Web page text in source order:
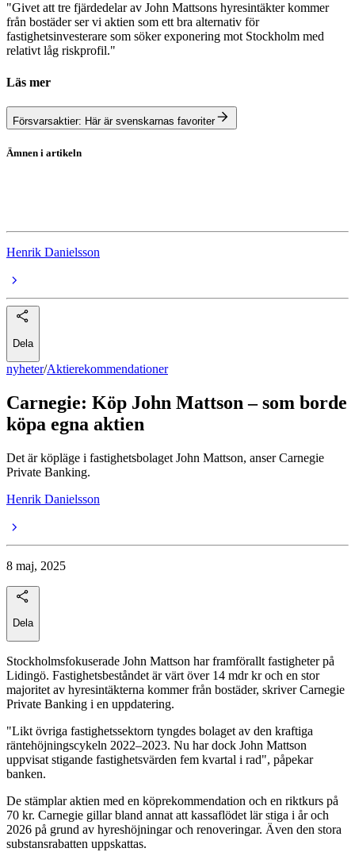
"Givet att tre fjärdedelar av John Mattsons hyresintäkter kommer
från bostäder ser vi aktien som ett bra alternativ för
fastighetsinvesterare som söker exponering mot Stockholm med
relativt låg riskprofil."
Läs mer
Försvarsaktier: Här är svenskarnas favoriter
Ämnen i artikeln
Henrik Danielsson
Dela
nyheter/Aktierekommendationer
Carnegie: Köp John Mattson – som borde
köpa egna aktien
Det är köpläge i fastighetsbolaget John Mattson, anser Carnegie
Private Banking.
Henrik Danielsson
8 maj, 2025
Dela
Stockholmsfokuserade John Mattson har framförallt fastigheter på
Lidingö. Fastighetsbeståndet är värt över 14 mdr kr och en stor
majoritet av hyresintäkterna kommer från bostäder, skriver Carnegie
Private Banking i en uppdatering.
"Likt övriga fastighetssektorn tyngdes bolaget av den kraftiga
räntehöjningscykeln 2022–2023. Nu har dock John Mattson
uppvisat stigande fastighetsvärden fem kvartal i rad", påpekar
banken.
De stämplar aktien med en köprekommendation och en riktkurs på
70 kr. Carnegie gillar bland annat att kassaflödet lär stiga i år och
2026 på grund av hyreshöjningar och renoveringar. Även den stora
substansrabatten uppskattas.